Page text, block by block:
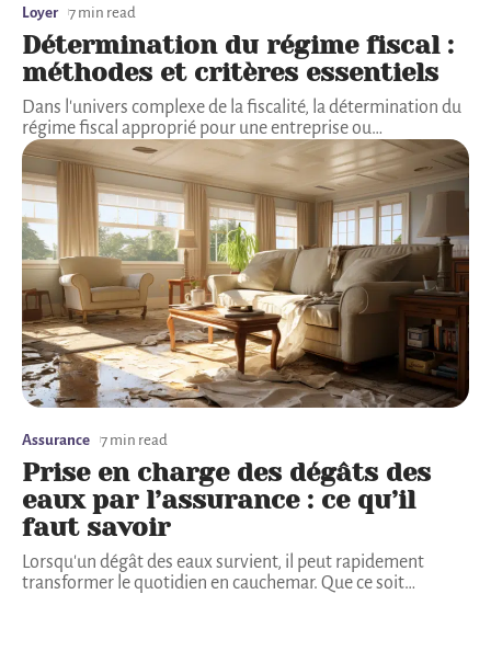
Loyer 7 min read
Détermination du régime fiscal :
méthodes et critères essentiels
Dans l'univers complexe de la fiscalité, la détermination du
régime fiscal approprié pour une entreprise ou…
Assurance 7 min read
Prise en charge des dégâts des
eaux par l’assurance : ce qu’il
faut savoir
Lorsqu'un dégât des eaux survient, il peut rapidement
transformer le quotidien en cauchemar. Que ce soit…